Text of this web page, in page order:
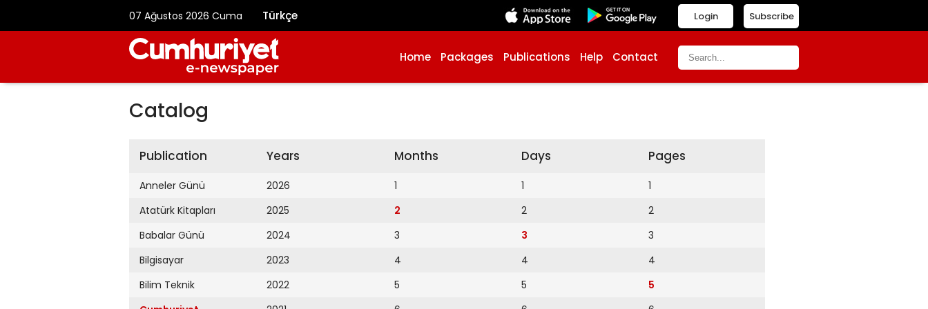
07 Ağustos 2026 Cuma Türkçe Subscribe
Login
Home Packages Publications Help Contact
Catalog
Publication
Anneler Günü
Atatürk Kitapları
Babalar Günü
Bilgisayar
Bilim Teknik
Years
2026
2025
2024
2023
2022
Months
1
2
3
4
5
Days
1
2
3
4
5
Pages
1
2
3
4
5